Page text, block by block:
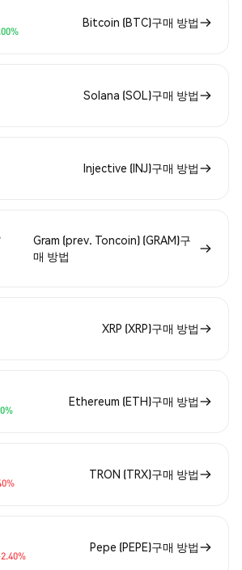
Bitcoin (BTC)구매 방법
Solana (SOL)구매 방법
Injective (INJ)구매 방법
Gram (prev. Toncoin) (GRAM)구
매 방법
XRP (XRP)구매 방법
Ethereum (ETH)구매 방법
TRON (TRX)구매 방법
Pepe (PEPE)구매 방법